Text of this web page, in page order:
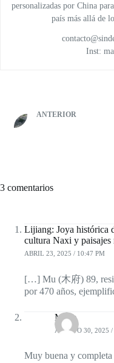
personalizadas por China
país más allá de
Inst:
ANTERIOR
3 comentarios
Lijiang: Joya histórica
cultura Naxi y paisajes
ABRIL 23, 2025 / 10:47 PM
[…] Mu (木府) 89,
por 470 años,
Maite
AGOSTO 30, 2025
Muy buena y